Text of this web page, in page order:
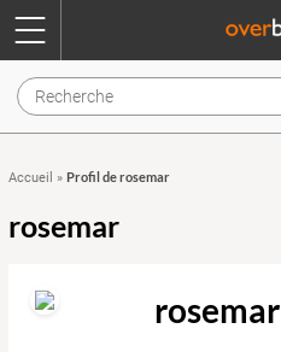
Accueil » Profil de rosemar
rosemar
rosemar